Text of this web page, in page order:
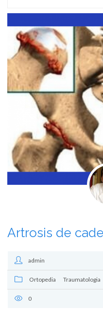
Artrosis de
admin
Ortopedia Traumatologia
0